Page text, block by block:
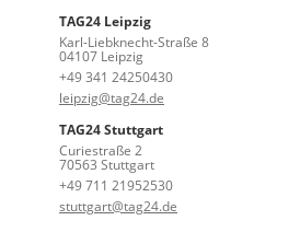
TAG24 Leipzig
Karl-Liebknecht-Straße 8
04107 Leipzig
+49 341 24250430
leipzig@tag24.de
TAG24 Stuttgart
Curiestraße 2
70563 Stuttgart
+49 711 21952530
stuttgart@tag24.de